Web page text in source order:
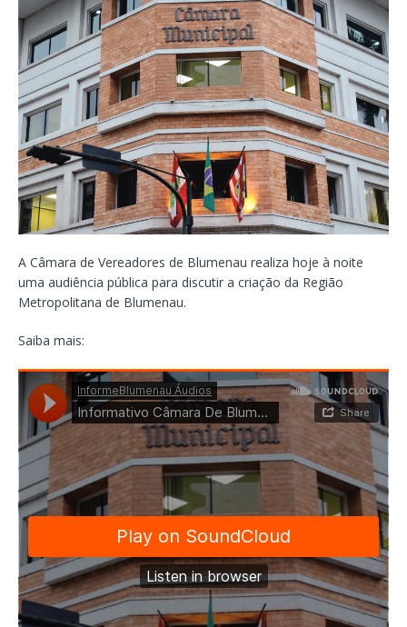
A Câmara de Vereadores de Blumenau realiza hoje à noite
uma audiência pública para discutir a criação da Região
Metropolitana de Blumenau.
Saiba mais: